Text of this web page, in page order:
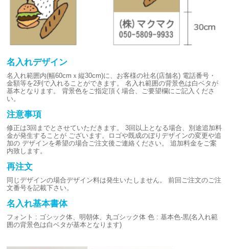
名入れデザイン
名入れ範囲内(幅60cmｘ縦30cm)に、お客様の社名(店舗名) 電話番号・
金額等を2列で入れることができます。
名入れ範囲の背景色は白ベタが
基本となります。
背景色をご指定頂く場合、ご要望欄にご記入くださ
い。
注意事項
修正は3回までとさせていただきます。
3回以上となる場合、別途追加料
金が発生することが ございます。ロゴや既成のぼりデザインの変更や追
加の デザインを希望の場合ご注文後ご連絡ください。
追加料金をご案
内致します。
再注文
同じデザインの場合デザイン料は発生いたしません。
前回ご注文のご注
文番号を記載下さい。
名入れ基本書体
フォント : ゴシック体、明朝体、丸ゴシック体 色 : 基本色-黒(名入れ範
囲の背景色は白ベタが基本となります)